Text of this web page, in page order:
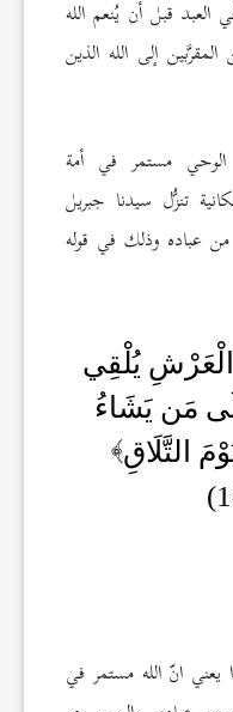
قبل أن يُنعم الله
إلى الله الذين
الوحي مستمر في أمة
تنزُّل سيدنا جبريل
عباده وذلك في قوله
يُلْقِي
مَن يَشَاءُ
التَّلَاقِ
انّ الله مستمر في